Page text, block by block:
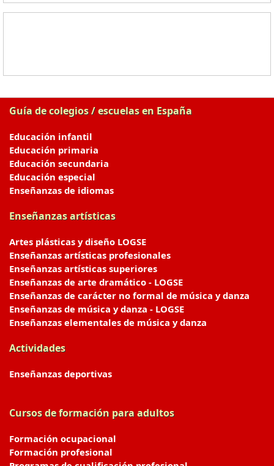
Guía de colegios / escuelas en España
Educación infantil
Educación primaria
Educación secundaria
Educación especial
Enseñanzas de idiomas
Enseñanzas artísticas
Artes plásticas y diseño LOGSE
Enseñanzas artísticas profesionales
Enseñanzas artísticas superiores
Enseñanzas de arte dramático - LOGSE
Enseñanzas de carácter no formal de música y danza
Enseñanzas de música y danza - LOGSE
Enseñanzas elementales de música y danza
Actividades
Enseñanzas deportivas
Cursos de formación para adultos
Formación ocupacional
Formación profesional